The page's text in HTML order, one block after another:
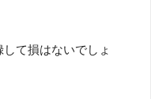
て損はないでしょ